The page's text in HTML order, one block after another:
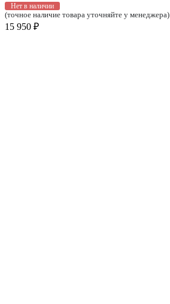
Нет в наличии
(точное наличие товара уточняйте у менеджера)
15 950 ₽